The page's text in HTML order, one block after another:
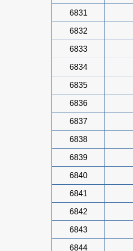
6831
6832
6833
6834
6835
6836
6837
6838
6839
6840
6841
6842
6843
6844